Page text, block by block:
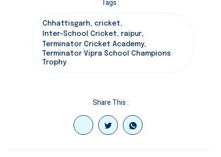
Tags :
Chhattisgarh, cricket,
Inter-School Cricket, raipur,
Terminator Cricket Academy,
Terminator Vipra School Champions
Trophy
Share This :